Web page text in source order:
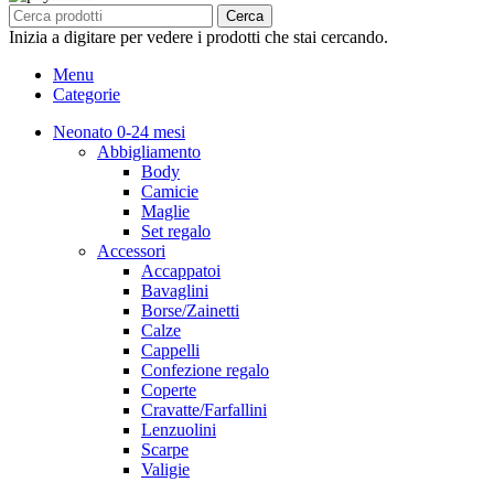
Cerca
Inizia a digitare per vedere i prodotti che stai cercando.
Menu
Categorie
Neonato 0-24 mesi
Abbigliamento
Body
Camicie
Maglie
Set regalo
Accessori
Accappatoi
Bavaglini
Borse/Zainetti
Calze
Cappelli
Confezione regalo
Coperte
Cravatte/Farfallini
Lenzuolini
Scarpe
Valigie